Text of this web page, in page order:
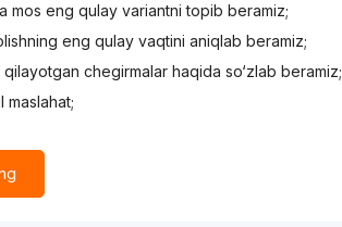
mos eng qulay variantni topib beramiz;
eng qulay vaqtini aniqlab beramiz;
chegirmalar haqida so‘zlab beramiz;
maslahat;